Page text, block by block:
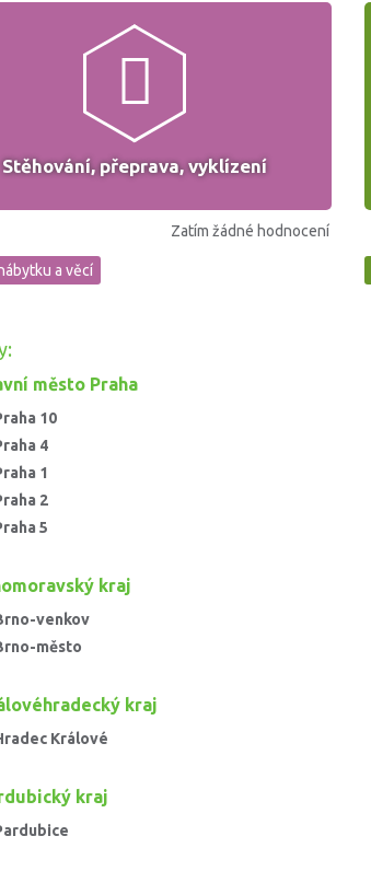
Stěhování, přeprava, vyklízení
Zatím žádné hodnocení
a věcí
město Praha
10
4
1
2
5
kraj
venkov
město
kraj
Králové
kraj